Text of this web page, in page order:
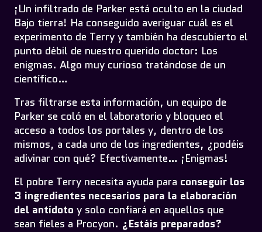
¡Un infiltrado de Parker está oculto en la ciudad
Bajo tierra! Ha conseguido averiguar cuál es el
experimento de Terry y también ha descubierto el
punto débil de nuestro querido doctor: Los
enigmas. Algo muy curioso tratándose de un
científico…
Tras filtrarse esta información, un equipo de
Parker se coló en el laboratorio y bloqueo el
acceso a todos los portales y, dentro de los
mismos, a cada uno de los ingredientes, ¿podéis
adivinar con qué? Efectivamente… ¡Enigmas!
El pobre Terry necesita ayuda para conseguir los
3 ingredientes necesarios para la elaboración
del antídoto y solo confiará en aquellos que
sean fieles a Procyon. ¿Estáis preparados?